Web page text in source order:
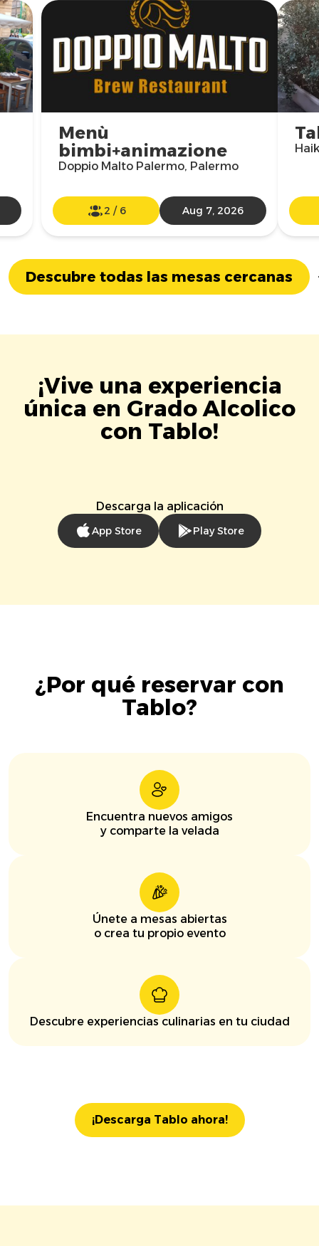
Menù
bimbi+animazione
Doppio Malto Palermo, Palermo
2 / 6 Aug 7, 2026
Descubre todas las mesas cercanas
¡Vive una experiencia
única en Grado Alcolico
con Tablo!
Descarga la aplicación
App Store Play Store
¿Por qué reservar con
Tablo?
Encuentra nuevos amigos
y comparte la velada
Únete a mesas abiertas
o crea tu propio evento
Descubre experiencias culinarias en tu ciudad
¡Descarga Tablo ahora!